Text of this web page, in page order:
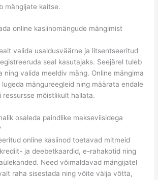
mängijate kaitse.
online kasiinomängude mängimist
valida usaldusväärne ja litsentseeritud
seal kasutajaks. Seejärel tuleb
ning valida meeldiv mäng. Online mängima
mängureegleid ning määrata endale
ressursse mõistlikult hallata.
osaleda paindlike makseviisidega
online kasiinod toetavad mitmeid
ja deebetkaardid, e-rahakotid ning
Need võimaldavad mängijatel
raha sisestada ning võite välja võtta,